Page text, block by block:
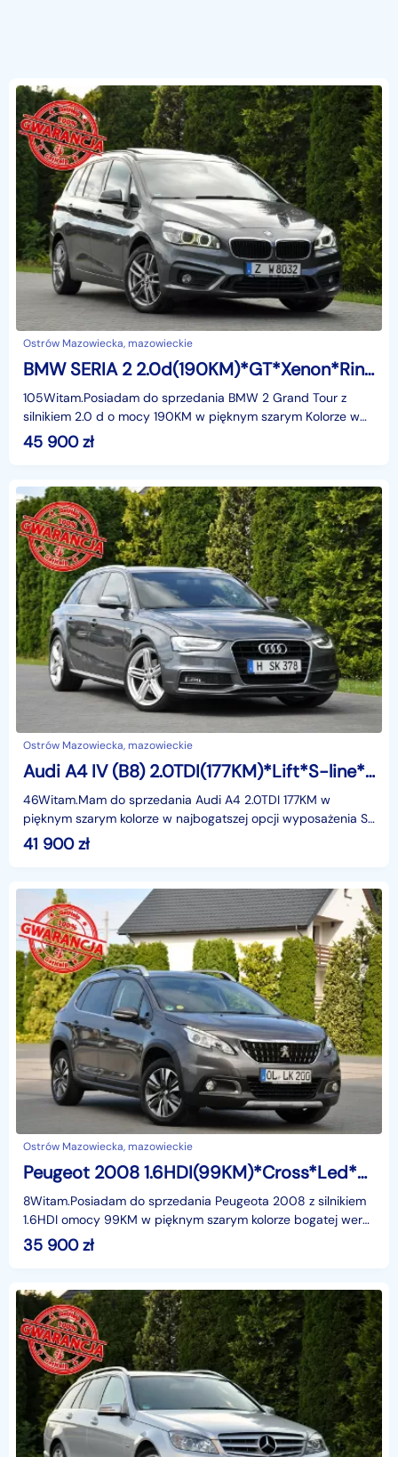
Ostrów Mazowiecka, mazowieckie
BMW SERIA 2 2.0d(190KM)*GT*Xenon*Ringi*Navi*Kamera*Panorama*Skóry*El.Klapa*Alu17
105Witam.Posiadam do sprzedania BMW 2 Grand Tour z
silnikiem 2.0 d o mocy 190KM w pięknym szarym Kolorze w
bogatej wersji wyposażenia i z rewelacyjnym Silnikiem
45 900zł
Ostrów Mazowiecka, mazowieckie
Audi A4 IV (B8) 2.0TDI(177KM)*Lift*S-line*Bi-Xenon*Led*Navi*Skóry*El.Klapa*Alu19"ASO
46Witam.Mam do sprzedania Audi A4 2.0TDI 177KM w
pięknym szarym kolorze w najbogatszej opcji wyposażenia S-
Line. Samochód sprowadzony z Niemiec od pierwszego wł
41 900zł
Ostrów Mazowiecka, mazowieckie
Peugeot 2008 1.6HDI(99KM)*Cross*Led*Navi*Kamera*Skóry*Klimatronik*Reling*Alu16"AS
8Witam.Posiadam do sprzedania Peugeota 2008 z silnikiem
1.6HDI omocy 99KM w pięknym szarym kolorze bogatej wersji
wyposażenia CROSSWEY i z rewelacyjnym Silnikie
35 900zł